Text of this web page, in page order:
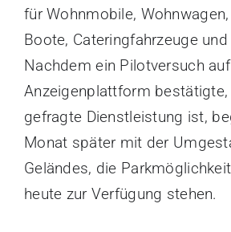
für Wohnmobile,
Boote, Cateringfahrzeuge
Nachdem ein Pilotversuch
Anzeigenplattform
gefragte Dienstleistung ist,
Monat später mit der
Geländes, die
heute zur Verfügung stehen.